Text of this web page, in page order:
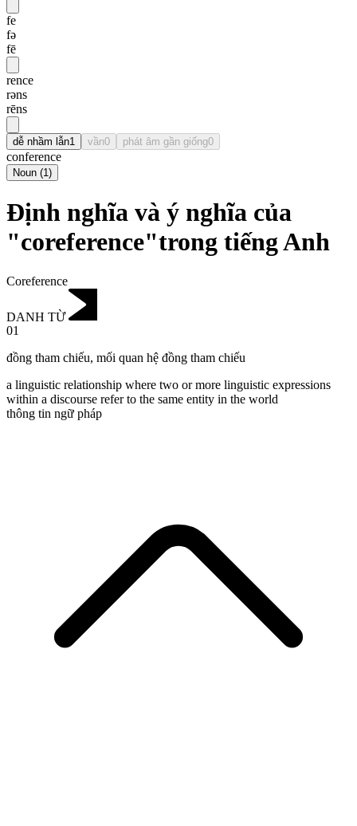
fe
fə
fē
rence
rəns
rēns
dễ nhầm lẫn1 vần0 phát âm gần giống0
conference
Noun (1)
Định nghĩa và ý nghĩa của
"coreference"trong tiếng Anh
Coreference
DANH TỪ
01
đồng tham chiếu, mối quan hệ đồng tham chiếu
a linguistic relationship where two or more linguistic expressions
within a discourse refer to the same entity in the world
thông tin ngữ pháp